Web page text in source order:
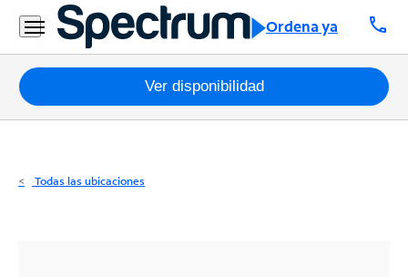
Ordena ya call
Residencial
Business
Paquetes
Internet
Ver disponibilidad
Todas las ubicaciones